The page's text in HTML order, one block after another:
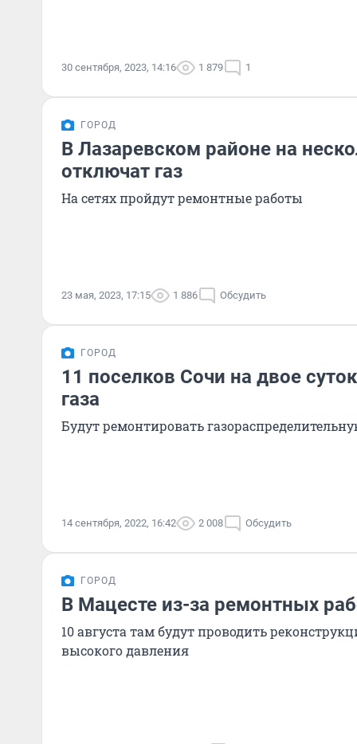
30 сентября, 2023, 14:16 1 879 1
ГОРОД
В Лазаревском районе на
отключат газ
На сетях пройдут ремонтные работы
23 мая, 2023, 17:15 1 886 Обсудить
ГОРОД
11 поселков Сочи на двое
газа
Будут ремонтировать
14 сентября, 2022, 16:42 2 008 Обсудить
ГОРОД
В Мацесте из-за ремонтных
10 августа там будут проводить
высокого давления